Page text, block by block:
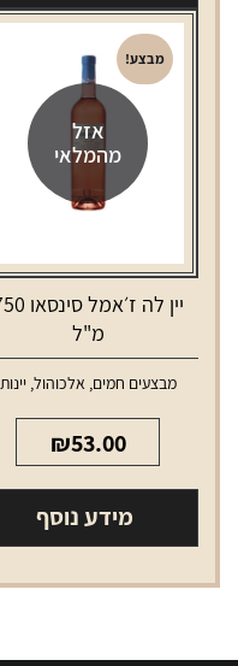
ג'אמל
סובניון
בלאן
750
מ"ל
אזל
מהמלאי
מבצע!
יין לה ז׳אמל
מ"ל
מבצעים חמים, אלכוהול,יינות
₪53.00
מידע נוסף